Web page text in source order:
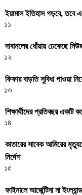
ইয়ামাল ইতিহাস গড়বে, তবে
১১
দাবানলের ধোঁয়ায় ঢেকেছে
১২
ফিফার বাড়তি সুবিধা পাওয়া
১৩
শিক্ষার্থীদের প্রতিবছর একটি
১৪
কাতারের সাবেক আমিরের
নির্দেশ
১৫
ফাইনালে আর্জেন্টিনা না